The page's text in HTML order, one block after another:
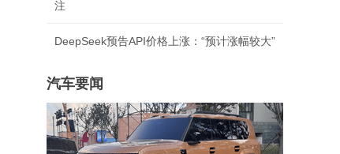
注
DeepSeek预告API价格上涨：“预计涨幅较大”
汽车要闻